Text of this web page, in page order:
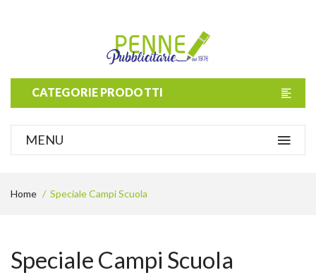
CATEGORIE PRODOTTI
MENU
Home Speciale Campi Scuola
Speciale Campi Scuola